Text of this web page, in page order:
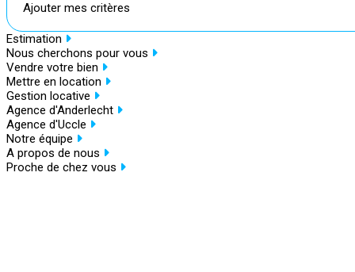
Ajouter mes critères
Estimation
Nous cherchons pour vous
Vendre votre bien
Mettre en location
Gestion locative
Agence d'Anderlecht
Agence d'Uccle
Notre équipe
A propos de nous
Proche de chez vous